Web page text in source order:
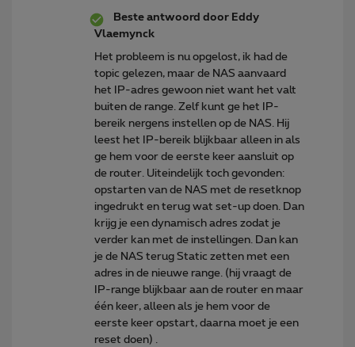
Beste antwoord door Eddy
Vlaemynck
Het probleem is nu opgelost, ik had de
topic gelezen, maar de NAS aanvaard
het IP-adres gewoon niet want het valt
buiten de range. Zelf kunt ge het IP-
bereik nergens instellen op de NAS. Hij
leest het IP-bereik blijkbaar alleen in als
ge hem voor de eerste keer aansluit op
de router. Uiteindelijk toch gevonden:
opstarten van de NAS met de resetknop
ingedrukt en terug wat set-up doen. Dan
krijg je een dynamisch adres zodat je
verder kan met de instellingen. Dan kan
je de NAS terug Static zetten met een
adres in de nieuwe range. (hij vraagt de
IP-range blijkbaar aan de router en maar
één keer, alleen als je hem voor de
eerste keer opstart, daarna moet je een
reset doen) .